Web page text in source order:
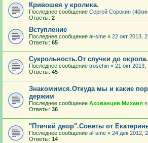
Кривошея у кролика.
Последнее сообщение Сергей Сорокин
Ответы: 2
Вступление
Последнее сообщение al-sme « 22 окт 2013,
Ответы: 65
Сукрольность.От случки до окрола.
Последнее сообщение troschin « 21 окт 2013,
Ответы: 45
Знакомимся.Откуда мы и какие
держим
Последнее сообщение Акованцев Михаил «
Ответы: 36
"Птичий двор".Советы от
Последнее сообщение al-sme « 24 дек 2012,
Ответы: 14